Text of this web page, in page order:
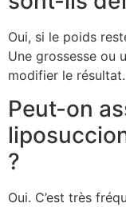
Oui, si le poids
Une grossesse ou
modifier le résultat.
Peut-on
?
Oui. C’est très